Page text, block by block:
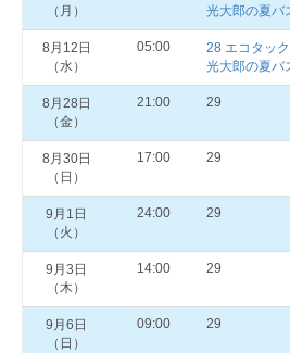
（月） 光大郎の夏バ
8月12日
（水）
05:00
28 エコタッ
光大郎の夏バ
8月28日
（金）
21:00 29
8月30日
（日）
17:00 29
9月1日
（火）
24:00 29
9月3日
（木）
14:00 29
9月6日
（日）
09:00 29